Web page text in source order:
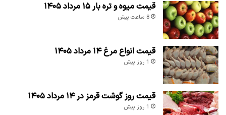
قیمت میوه و تره بار ۱۵ مرداد ۱۴۰۵
8 ساعت پیش
قیمت انواع مرغ ۱۴ مرداد ۱۴۰۵
1 روز پیش
قیمت روز گوشت قرمز در ۱۴ مرداد ۱۴۰۵
1 روز پیش